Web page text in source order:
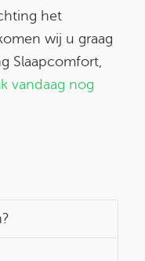
het
wij u graag
Slaapcomfort,
vandaag nog